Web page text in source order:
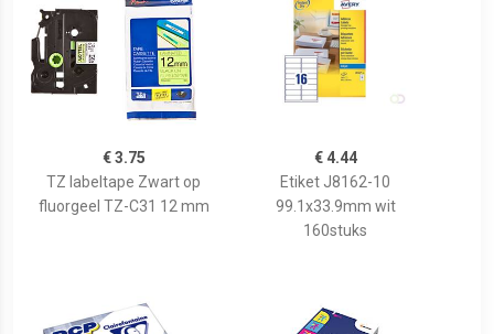
€ 3.75
TZ labeltape Zwart op
fluorgeel TZ-C31 12 mm
€ 4.44
Etiket J8162-10
99.1x33.9mm wit
160stuks